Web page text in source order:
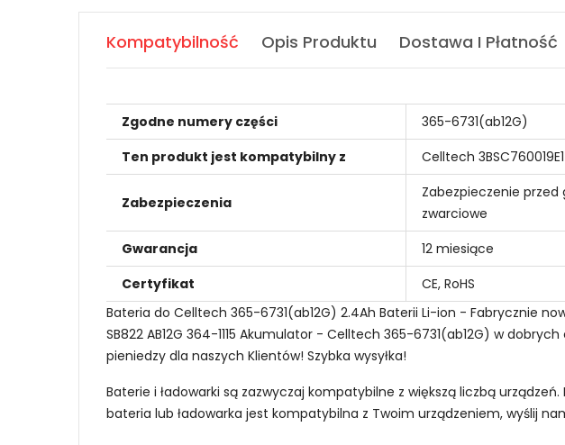
Kompatybilność Opis Produktu Dostawa I Płatność
Zgodne numery części
365-6731(ab12G)
Ten produkt jest kompatybilny z
Celltech 3BSC760019E1
Zabezpieczenia
Zabezpieczenie przed
zwarciowe
Gwarancja
12 miesiące
Certyfikat
CE, RoHS
Bateria do Celltech 365-6731(ab12G) 2.4Ah Baterii Li-ion - Fabrycznie
SB822 AB12G 364-1115 Akumulator - Celltech 365-6731(ab12G) w
pieniedzy dla naszych Klientów! Szybka wysyłka!
Baterie i ładowarki są zazwyczaj kompatybilne z większą liczbą
bateria lub ładowarka jest kompatybilna z Twoim urządzeniem, wyślij